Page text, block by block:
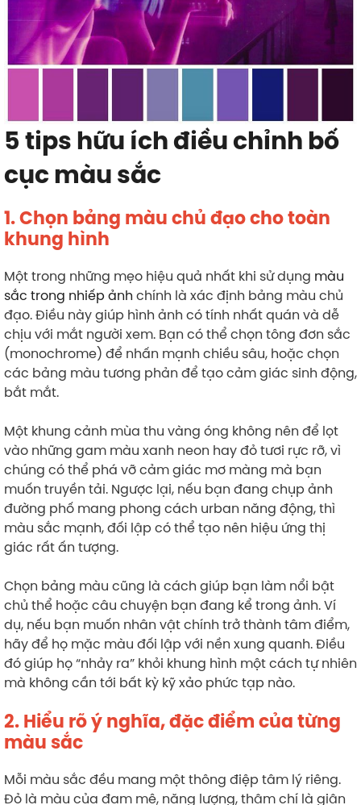
5 tips hữu ích điều chỉnh bố
cục màu sắc
1. Chọn bảng màu chủ đạo cho toàn
khung hình
Một trong những mẹo hiệu quả nhất khi sử dụng màu
sắc trong nhiếp ảnh chính là xác định bảng màu chủ
đạo. Điều này giúp hình ảnh có tính nhất quán và dễ
chịu với mắt người xem. Bạn có thể chọn tông đơn sắc
(monochrome) để nhấn mạnh chiều sâu, hoặc chọn
các bảng màu tương phản để tạo cảm giác sinh động,
bắt mắt.
Một khung cảnh mùa thu vàng óng không nên để lọt
vào những gam màu xanh neon hay đỏ tươi rực rỡ, vì
chúng có thể phá vỡ cảm giác mơ màng mà bạn
muốn truyền tải. Ngược lại, nếu bạn đang chụp ảnh
đường phố mang phong cách urban năng động, thì
màu sắc mạnh, đối lập có thể tạo nên hiệu ứng thị
giác rất ấn tượng.
Chọn bảng màu cũng là cách giúp bạn làm nổi bật
chủ thể hoặc câu chuyện bạn đang kể trong ảnh. Ví
dụ, nếu bạn muốn nhân vật chính trở thành tâm điểm,
hãy để họ mặc màu đối lập với nền xung quanh. Điều
đó giúp họ “nhảy ra” khỏi khung hình một cách tự nhiên
mà không cần tới bất kỳ kỹ xảo phức tạp nào.
2. Hiểu rõ ý nghĩa, đặc điểm của từng
màu sắc
Mỗi màu sắc đều mang một thông điệp tâm lý riêng.
Đỏ là màu của đam mê, năng lượng, thậm chí là giận